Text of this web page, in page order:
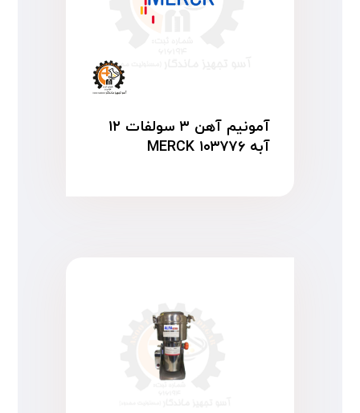
آمونیم آهن ۳ سولفات ۱۲
آبه MERCK ۱۰۳۷۷۶